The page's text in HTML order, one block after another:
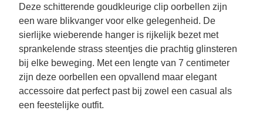
Deze schitterende goudkleurige clip oorbellen zijn
een ware blikvanger voor elke gelegenheid. De
sierlijke wieberende hanger is rijkelijk bezet met
sprankelende strass steentjes die prachtig glinsteren
bij elke beweging. Met een lengte van 7 centimeter
zijn deze oorbellen een opvallend maar elegant
accessoire dat perfect past bij zowel een casual als
een feestelijke outfit.